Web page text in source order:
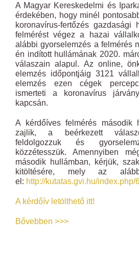
A Magyar Kereskedelmi és
érdekében, hogy minél
koronavírus-fertőzés gazdasági
felmérést végez a hazai
alábbi gyorselemzés a felmérés
én indított hullámának 2020.
válaszain alapul. Az online,
elemzés időpontjáig 3121
elemzés ezen cégek
ismerteti a koronavírus
kapcsán.
A kérdőíves felmérés második
zajlik, a beérkezett
feldolgozzuk és
közzétesszük. Amennyiben
második hullámban, kérjük,
kitöltésére, mely az
el: http://kutatas.gvi.hu/
A kérdőív letölthető itt!
Bővebben >>>